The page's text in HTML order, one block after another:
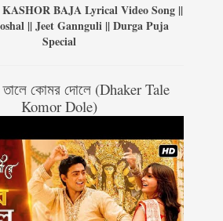
BAJA Lyrical Video Song ||
|| Jeet Gannguli || Durga Puja
Special
কোমর দোলে (Dhaker Tale
Komor Dole)